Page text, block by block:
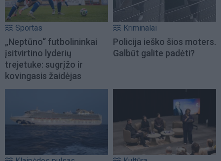
Sportas
„Neptūno“ futbolininkai
įsitvirtino lyderių
trejetuke: sugrįžo ir
kovingasis žaidėjas
Kriminalai
Policija ieško šios moters.
Galbūt galite padėti?